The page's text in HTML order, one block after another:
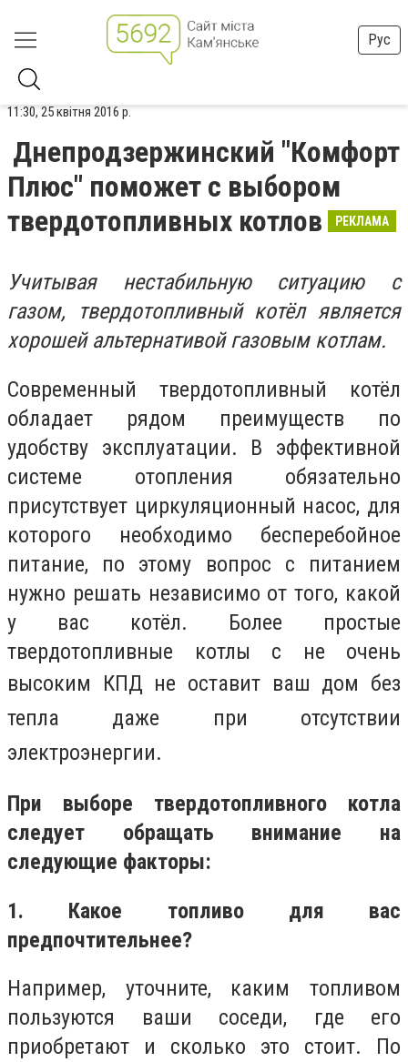
Рус
11:30, 25 квітня 2016 р.
Днепродзержинский "Комфорт
Плюс" поможет с выбором
твердотопливных котлов
РЕКЛАМА
Учитывая нестабильную ситуацию с
газом, твердотопливный котёл является
хорошей альтернативой газовым котлам.
Современный твердотопливный котёл
обладает рядом преимуществ по
удобству эксплуатации. В эффективной
системе отопления обязательно
присутствует циркуляционный насос, для
которого необходимо бесперебойное
питание, по этому вопрос с питанием
нужно решать независимо от того, какой
у вас котёл. Более простые
твердотопливные котлы с не очень
высоким КПД не оставит ваш дом без
тепла даже при отсутствии
электроэнергии.
При выборе твердотопливного котла
следует обращать внимание на
следующие факторы:
1. Какое топливо для вас
предпочтительнее?
Например, уточните, каким топливом
пользуются ваши соседи, где его
приобретают и сколько это стоит. По